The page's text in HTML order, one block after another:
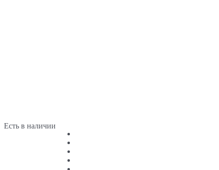
Есть в наличии